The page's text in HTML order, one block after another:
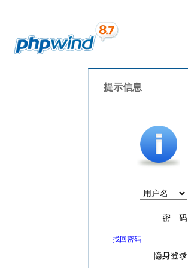
提示信息
密 码
找回密码
隐身登录